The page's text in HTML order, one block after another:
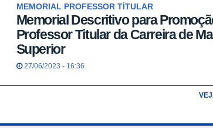
MEMORIAL PROFESSOR TÍTULAR
Memorial Descritivo para
Professor Titular da Carreira de
Superior
27/06/2023 - 16:36